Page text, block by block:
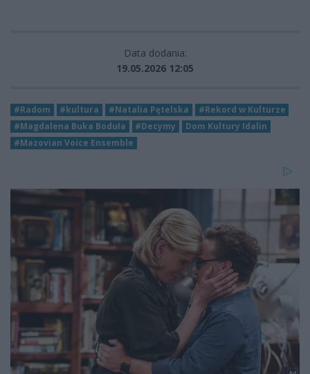
Data dodania:
19.05.2026 12:05
#Radom #kultura #Natalia Pętelska
#Rekord w Kulturze
#Magdalena Buka Boduła
#Decymy
Dom Kultury Idalin
#Mazovian Voice Ensemble